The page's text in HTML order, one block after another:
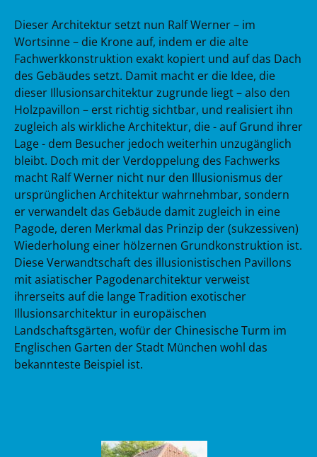
Dieser Architektur setzt nun Ralf Werner – im
Wortsinne – die Krone auf, indem er die alte
Fachwerkkonstruktion exakt kopiert und auf das Dach
des Gebäudes setzt. Damit macht er die Idee, die
dieser Illusionsarchitektur zugrunde liegt – also den
Holzpavillon – erst richtig sichtbar, und realisiert ihn
zugleich als wirkliche Architektur, die - auf Grund ihrer
Lage - dem Besucher jedoch weiterhin unzugänglich
bleibt. Doch mit der Verdoppelung des Fachwerks
macht Ralf Werner nicht nur den Illusionismus der
ursprünglichen Architektur wahrnehmbar, sondern
er verwandelt das Gebäude damit zugleich in eine
Pagode, deren Merkmal das Prinzip der (sukzessiven)
Wiederholung einer hölzernen Grundkonstruktion ist.
Diese Verwandtschaft des illusionistischen Pavillons
mit asiatischer Pagodenarchitektur verweist
ihrerseits auf die lange Tradition exotischer
Illusionsarchitektur in europäischen
Landschaftsgärten, wofür der Chinesische Turm im
Englischen Garten der Stadt München wohl das
bekannteste Beispiel ist.